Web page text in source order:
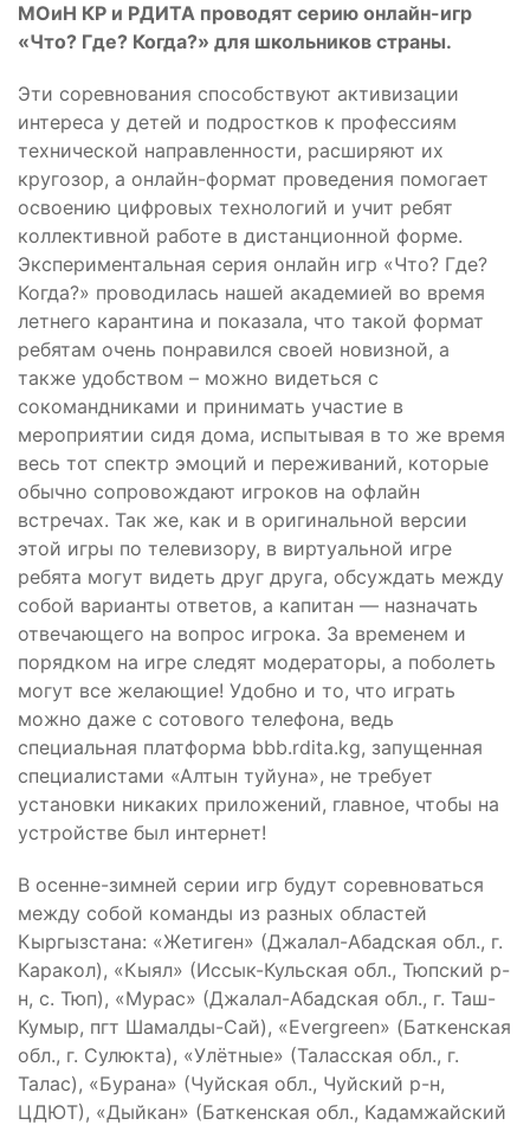
МОиН КР и РДИТА проводят серию онлайн-игр
«Что? Где? Когда?» для школьников страны.
Эти соревнования способствуют активизации
интереса у детей и подростков к профессиям
технической направленности, расширяют их
кругозор, а онлайн-формат проведения помогает
освоению цифровых технологий и учит ребят
коллективной работе в дистанционной форме.
Экспериментальная серия онлайн игр «Что? Где?
Когда?» проводилась нашей академией во время
летнего карантина и показала, что такой формат
ребятам очень понравился своей новизной, а
также удобством – можно видеться с
сокомандниками и принимать участие в
мероприятии сидя дома, испытывая в то же время
весь тот спектр эмоций и переживаний, которые
обычно сопровождают игроков на офлайн
встречах. Так же, как и в оригинальной версии
этой игры по телевизору, в виртуальной игре
ребята могут видеть друг друга, обсуждать между
собой варианты ответов, а капитан — назначать
отвечающего на вопрос игрока. За временем и
порядком на игре следят модераторы, а поболеть
могут все желающие! Удобно и то, что играть
можно даже с сотового телефона, ведь
специальная платформа bbb.rdita.kg, запущенная
специалистами «Алтын туйуна», не требует
установки никаких приложений, главное, чтобы на
устройстве был интернет!
В осенне-зимней серии игр будут соревноваться
между собой команды из разных областей
Кыргызстана: «Жетиген» (Джалал-Абадская обл., г.
Каракол), «Кыял» (Иссык-Кульская обл., Тюпский р-
н, с. Тюп), «Мурас» (Джалал-Абадская обл., г. Таш-
Кумыр, пгт Шамалды-Сай), «Evergreen» (Баткенская
обл., г. Сулюкта), «Улётные» (Таласская обл., г.
Талас), «Бурана» (Чуйская обл., Чуйский р-н,
ЦДЮТ), «Дыйкан» (Баткенская обл., Кадамжайский